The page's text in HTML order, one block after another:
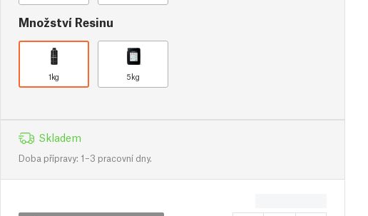
Množství Resinu
1kg 5kg
Skladem
Doba přípravy: 1–3 pracovní dny.